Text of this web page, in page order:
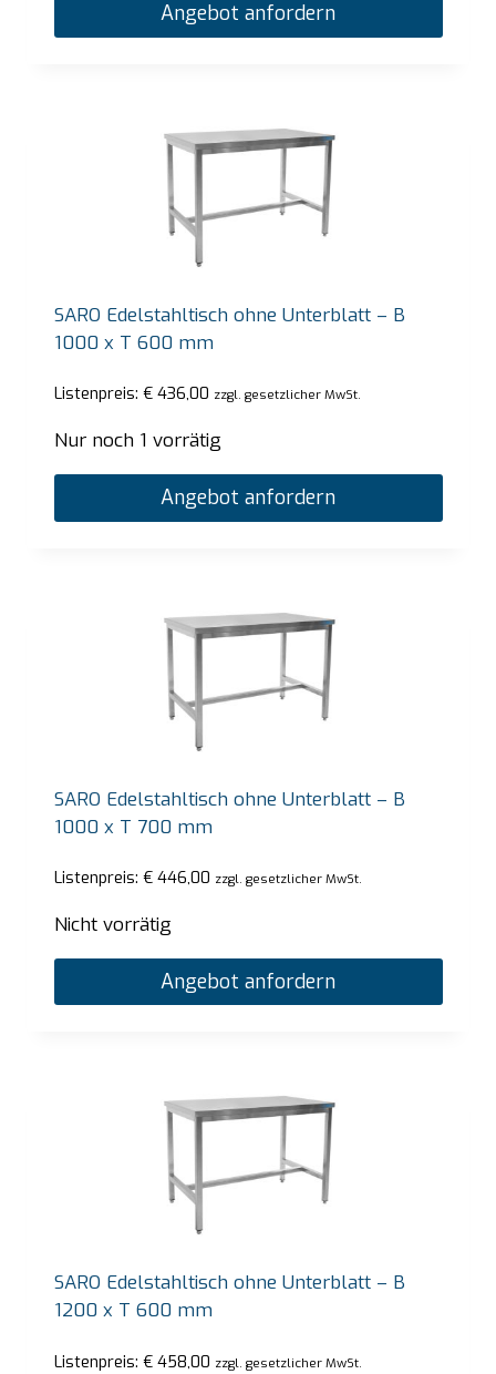
Angebot anfordern
SARO Edelstahltisch ohne Unterblatt – B
1000 x T 600 mm
Listenpreis: €436,00 zzgl. gesetzlicher MwSt.
Nur noch 1 vorrätig
Angebot anfordern
SARO Edelstahltisch ohne Unterblatt – B
1000 x T 700 mm
Listenpreis: €446,00 zzgl. gesetzlicher MwSt.
Nicht vorrätig
Angebot anfordern
SARO Edelstahltisch ohne Unterblatt – B
1200 x T 600 mm
Listenpreis: €458,00 zzgl. gesetzlicher MwSt.